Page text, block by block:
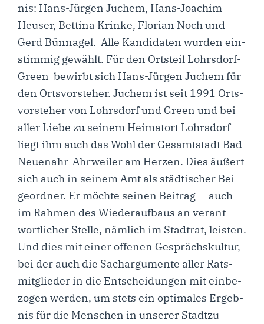
nis: Hans-Jür­­gen Juchem, Hans-Joa­­chim
Heu­ser, Bet­ti­na Krin­ke, Flo­ri­an Noch und
Gerd Bün­na­gel. Alle Kan­di­da­ten wur­den ein­
stim­mig gewählt. Für den Orts­teil Lohr­s­­dorf-
Green bewirbt sich Hans-Jür­­gen Juchem für
den Orts­vor­ste­her. Juchem ist seit 1991 Orts­
vor­ste­her von Lohrs­dorf und Green und bei
aller Lie­be zu sei­nem Hei­mat­ort Lohrs­dorf
liegt ihm auch das Wohl der Gesamt­stadt Bad
Neu­en­ahr-Ahr­­wei­­ler am Her­zen. Dies äußert
sich auch in sei­nem Amt als städ­ti­scher Bei­
geord­ner. Er möch­te sei­nen Bei­trag — auch
im Rah­men des Wie­der­auf­baus an ver­ant­
wort­li­cher Stel­le, näm­lich im Stadt­rat, leis­ten.
Und dies mit einer offe­nen Gesprächs­kul­tur,
bei der auch die Sach­ar­gu­men­te aller Rats­
mit­glie­der in die Ent­schei­dun­gen mit ein­be­
zo­gen wer­den, um stets ein opti­ma­les Ergeb­
nis für die Men­schen in unse­rer Stadt­zu